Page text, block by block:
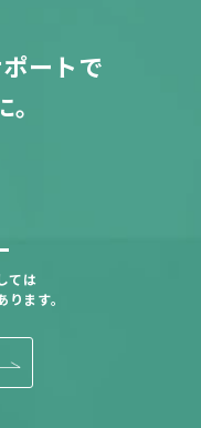
ートで
ては
ます。